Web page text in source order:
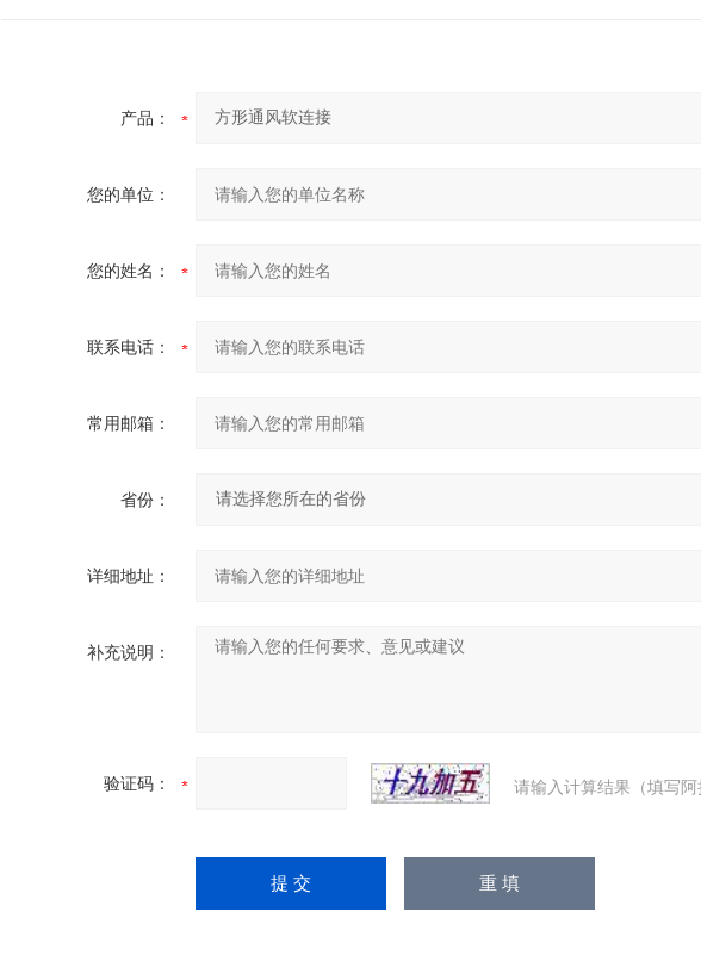
产品：
您的单位：
您的姓名：
联系电话：
常用邮箱：
省份：
详细地址：
补充说明：
验证码： 请输入计算结果（填写